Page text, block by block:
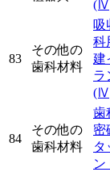
83
その他の
歯科材料
吸
科
建
ラ
84
その他の
歯科材料
歯
密
タ
ン